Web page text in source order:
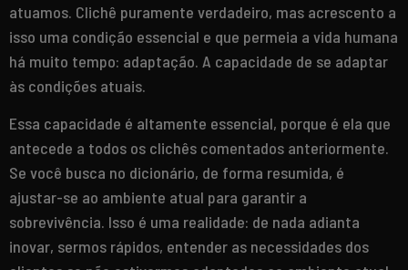
atuamos. Clichê puramente verdadeiro, mas acrescento a
isso uma condição essencial e que permeia a vida humana
há muito tempo: adaptação. A capacidade de se adaptar
às condições atuais.
Essa capacidade é altamente essencial, porque é ela que
antecede a todos os clichês comentados anteriormente.
Se você busca no dicionário, de forma resumida, é
ajustar-se ao ambiente atual para garantir a
sobrevivência. Isso é uma realidade: de nada adianta
inovar, sermos rápidos, entender as necessidades dos